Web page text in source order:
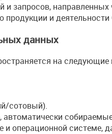
и запросов,
продукции и
данных
на
сотовый).
автоматически
и операционной системе,